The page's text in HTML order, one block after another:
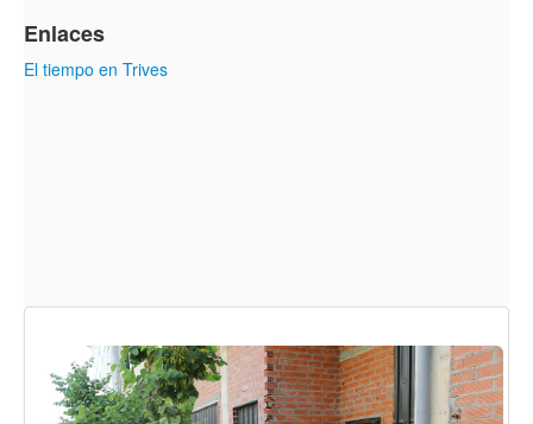
Enlaces
El tiempo en Trives